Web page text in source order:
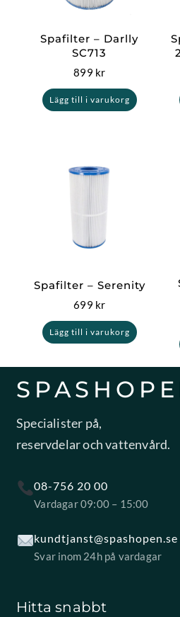
Spafilter – Darlly
SC713
899 kr
Lägg till i varukorg
Spafilter – Serenity
699 kr
Lägg till i varukorg
Specialister på,
reservdelar och vattenvård.
08-756 20 00
Vardagar 09:00 – 15:00
kundtjanst@spashopen.se
Svar inom 24h på vardagar
Hitta snabbt